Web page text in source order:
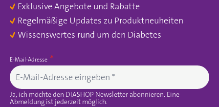
Exklusive Angebote und Rabatte
Regelmäßige Updates zu Produktneuheiten
Wissenswertes rund um den Diabetes
E-Mail-Adresse
Ja, ich möchte den DIASHOP Newsletter abonnieren. Eine
Abmeldung ist jederzeit möglich.